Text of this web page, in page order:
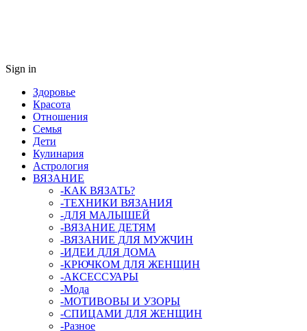
Sign in
Здоровье
Красота
Отношения
Семья
Дети
Кулинария
Астрология
ВЯЗАНИЕ
-КАК ВЯЗАТЬ?
-ТЕХНИКИ ВЯЗАНИЯ
-ДЛЯ МАЛЫШЕЙ
-ВЯЗАНИЕ ДЕТЯМ
-ВЯЗАНИЕ ДЛЯ МУЖЧИН
-ИДЕИ ДЛЯ ДОМА
-КРЮЧКОМ ДЛЯ ЖЕНЩИН
-AКСЕССУАРЫ
-Мода
-МОТИВОВЫ И УЗОРЫ
-СПИЦАМИ ДЛЯ ЖЕНЩИН
-Разное